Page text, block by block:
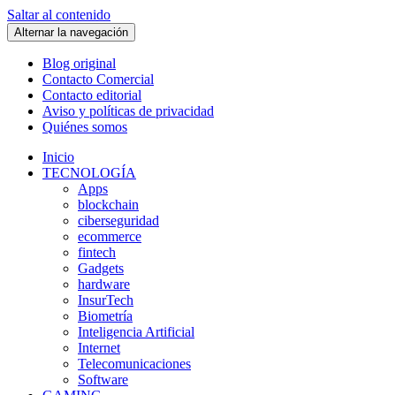
Saltar al contenido
Alternar la navegación
Blog original
Contacto Comercial
Contacto editorial
Aviso y políticas de privacidad
Quiénes somos
Inicio
TECNOLOGÍA
Apps
blockchain
ciberseguridad
ecommerce
fintech
Gadgets
hardware
InsurTech
Biometría
Inteligencia Artificial
Internet
Telecomunicaciones
Software